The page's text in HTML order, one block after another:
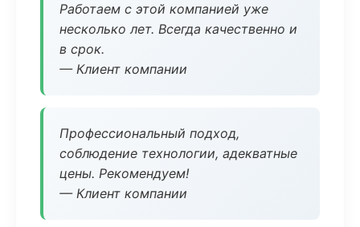
Работаем с этой компанией уже
несколько лет. Всегда качественно и
в срок.
— Клиент компании
Профессиональный подход,
соблюдение технологии, адекватные
цены. Рекомендуем!
— Клиент компании